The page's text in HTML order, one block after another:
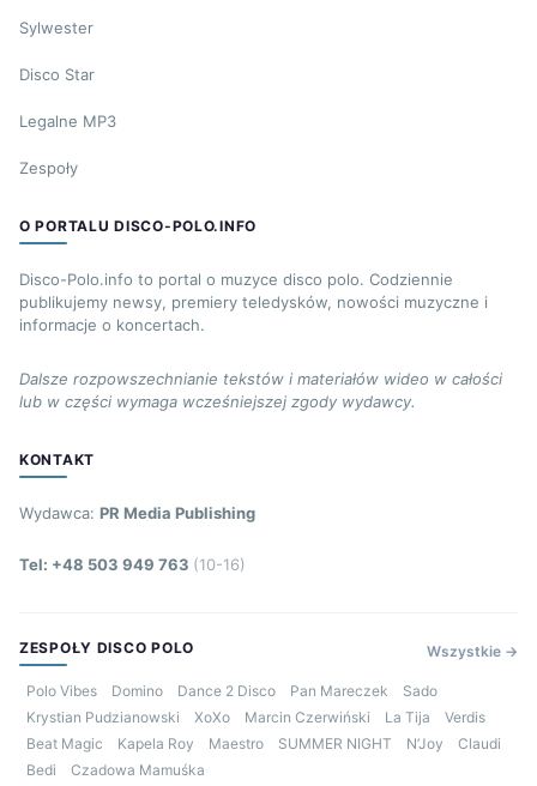
Sylwester
Disco Star
Legalne MP3
Zespoły
O PORTALU DISCO-POLO.INFO
Disco-Polo.info to portal o muzyce disco polo. Codziennie
publikujemy newsy, premiery teledysków, nowości muzyczne i
informacje o koncertach.
Dalsze rozpowszechnianie tekstów i materiałów wideo w całości
lub w części wymaga wcześniejszej zgody wydawcy.
KONTAKT
Wydawca: PR Media Publishing
Tel: +48 503 949 763 (10-16)
ZESPOŁY DISCO POLO Wszystkie →
Polo Vibes Domino Dance 2 Disco Pan Mareczek
Sado
Krystian Pudzianowski
XoXo Marcin Czerwiński La Tija
Verdis
Beat Magic
Kapela Roy Maestro SUMMER NIGHT N’Joy
Claudi
Bedi
Czadowa Mamuśka